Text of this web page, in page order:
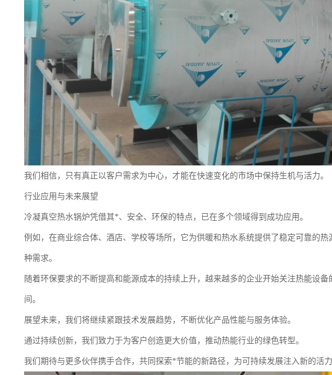
我们相信，只有真正以客户需求为中心，才能在快速变化的市场中保持生机与活力。
行业应用与未来展望
冷凝真空热水锅炉凭借其*、安全、环保的特点，已在多个领域得到成功应用。
例如，在商业综合体、酒店、学校等场所，它为供暖和热水系统提供了稳定可靠的
种需求。
随着环保要求的不断提高和能源成本的持续上升，越来越多的企业开始关注热能设
间。
展望未来，我们将继续紧跟技术发展趋势，不断优化产品性能与服务体验。
通过持续创新，我们致力于为客户创造更大价值，推动热能行业的绿色转型。
我们期待与更多伙伴携手合作，共同探索*节能的新路径，为可持续发展注入新的活